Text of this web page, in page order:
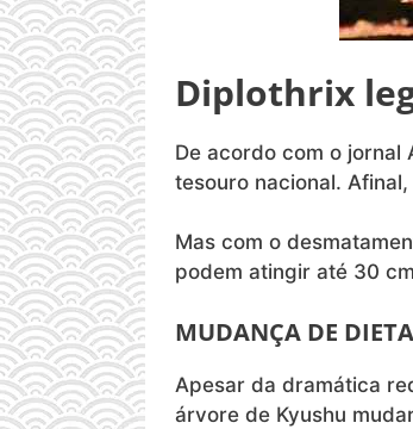
Diplothrix
De acordo com o jornal
tesouro nacional.
Mas com o
podem atingir até 30
MUDANÇA DE DIETA
Apesar da dramática
árvore de Kyushu